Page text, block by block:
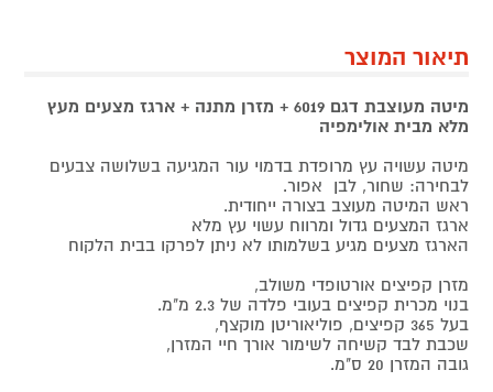
תיאור המוצר
מיטה מעוצבת דגם 6019 + מזרן מתנה + ארגז מצעים מעץ
מלא מבית אולימפיה
מיטה עשויה עץ מרופדת בדמוי עור המגיעה בשלושה צבעים
לבחירה: שחור, לבן אפור.
ראש המיטה מעוצב בצורה ייחודית.
ארגז המצעים גדול ומרווח עשוי עץ מלא
הארגז מצעים מגיע בשלמותו לא ניתן לפרקו בבית הלקוח
מזרן קפיצים אורטופדי משולב,
בנוי מכרית קפיצים בעובי פלדה של 2.3 מ"מ.
בעל 365 קפיצים, פוליאוריטן מוקצף,
שכבת לבד קשיחה לשימור אורך חיי המזרן,
גובה המזרן 20 ס"מ.